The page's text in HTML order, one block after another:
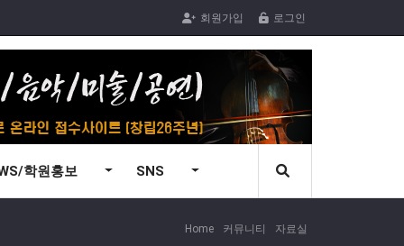
회원가입 로그인
학원홍보 SNS
Home 커뮤니티 자료실